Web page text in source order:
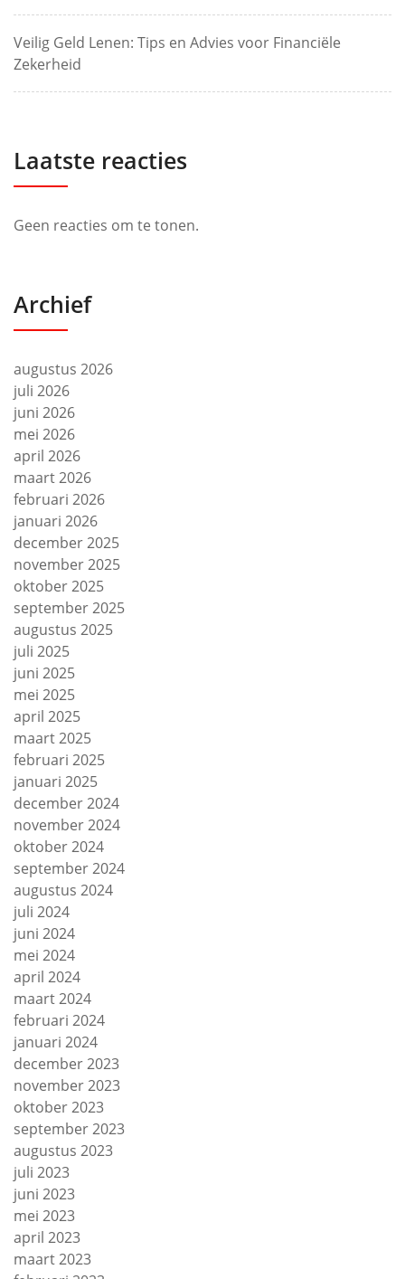
Veilig Geld Lenen: Tips en Advies voor Financiële
Zekerheid
Laatste reacties
Geen reacties om te tonen.
Archief
augustus 2026
juli 2026
juni 2026
mei 2026
april 2026
maart 2026
februari 2026
januari 2026
december 2025
november 2025
oktober 2025
september 2025
augustus 2025
juli 2025
juni 2025
mei 2025
april 2025
maart 2025
februari 2025
januari 2025
december 2024
november 2024
oktober 2024
september 2024
augustus 2024
juli 2024
juni 2024
mei 2024
april 2024
maart 2024
februari 2024
januari 2024
december 2023
november 2023
oktober 2023
september 2023
augustus 2023
juli 2023
juni 2023
mei 2023
april 2023
maart 2023